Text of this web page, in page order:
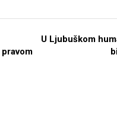
U Ljubuškom